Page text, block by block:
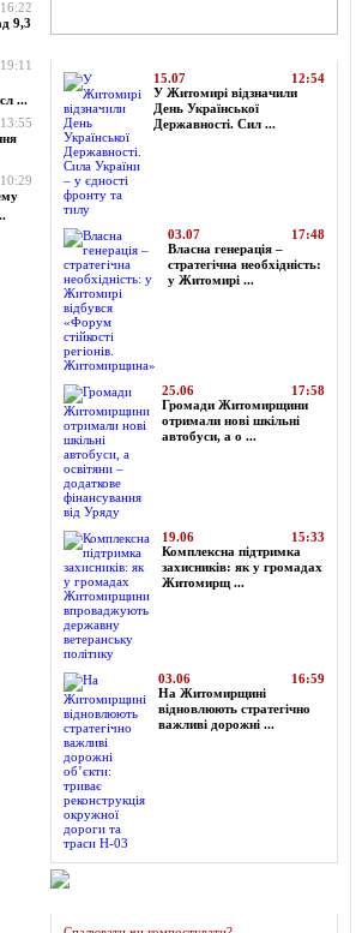
16:22
9,3
19:11
...
13:55
10:29
15.07
12:54
У Житомирі відзначили
День Української
Державності. Сил ...
03.07
17:48
Власна генерація –
стратегічна необхідність:
у Житомирі ...
25.06
17:58
Громади Житомирщини
отримали нові шкільні
автобуси, а о ...
19.06
15:33
Комплексна підтримка
захисників: як у громадах
Житомирщ ...
03.06
16:59
На Житомирщині
відновлюють стратегічно
важливі дорожні ...